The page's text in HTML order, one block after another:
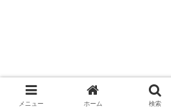
メニュー ホーム 検索